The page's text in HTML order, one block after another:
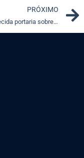
PRÓXIMO
Restabelecida portaria sobre participação da PRF em ações conjuntas nas áreas da União